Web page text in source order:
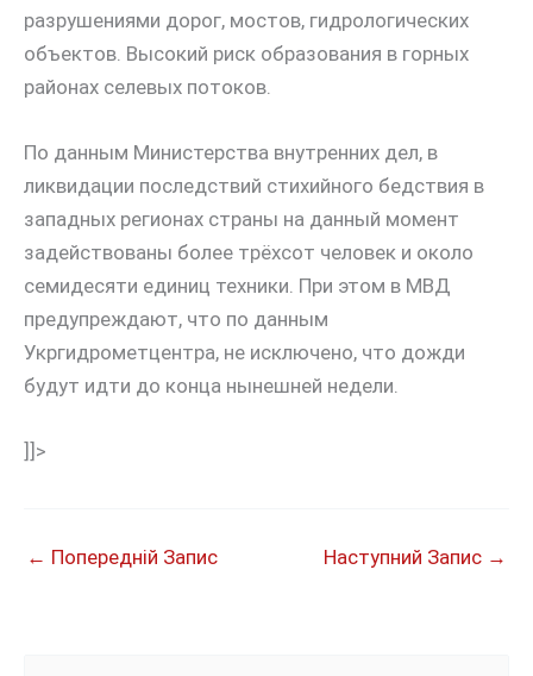
разрушениями дорог, мостов, гидрологических
объектов. Высокий риск образования в горных
районах селевых потоков.
По данным Министерства внутренних дел, в
ликвидации последствий стихийного бедствия в
западных регионах страны на данный момент
задействованы более трёхсот человек и около
семидесяти единиц техники. При этом в МВД
предупреждают, что по данным
Укргидрометцентра, не исключено, что дожди
будут идти до конца нынешней недели.
]]>
← Попередній Запис Наступний Запис →